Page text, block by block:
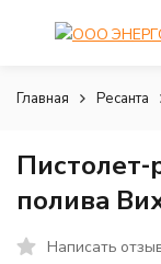
Главная Ресанта
полива
Написать